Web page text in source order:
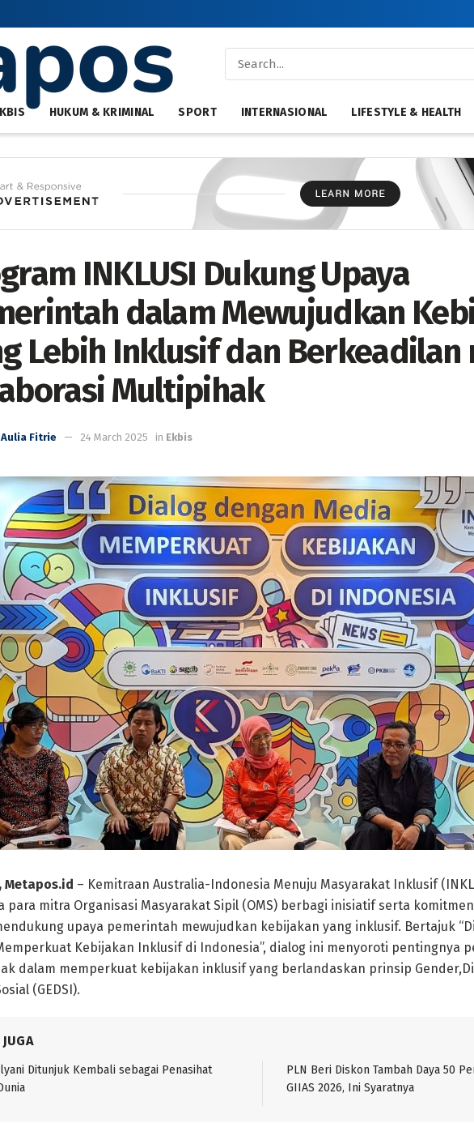
HUKUM & KRIMINAL SPORT INTERNASIONAL LIFESTYLE & HEALTH
INKLUSI Dukung Upaya
dalam Mewujudkan
Lebih Inklusif dan Berkeadilan
Multipihak
Aulia Fitrie 24 March 2025 in Ekbis
Metapos.id – Kemitraan Australia-Indonesia Menuju Masyarakat Inklusif
para mitra Organisasi Masyarakat Sipil (OMS) berbagi inisiatif serta komitmen
upaya pemerintah mewujudkan kebijakan yang inklusif. Bertajuk
Kebijakan Inklusif di Indonesia”, dialog ini menyoroti pentingnya
dalam memperkuat kebijakan inklusif yang berlandaskan prinsip
(GEDSI).
Ditunjuk Kembali sebagai Penasihat
PLN Beri Diskon Tambah Daya 50
GIIAS 2026, Ini Syaratnya